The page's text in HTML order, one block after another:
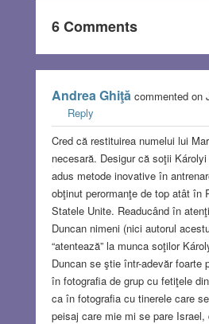
6 Comments
Andrea Ghiţă commented on
Reply
Cred că restituirea numelui lui
necesară. Desigur că soţii
adus metode inovative în
obţinut perormanţe de top atât în
Statele Unite. Readucând în
Duncan nimeni (nici autorul
“atentează” la munca soţilor
Duncan se ştie într-adevăr foarte
în fotografia de grup cu fetiţele
ca în fotografia cu tinerele care
peisaj care mie mi se pare